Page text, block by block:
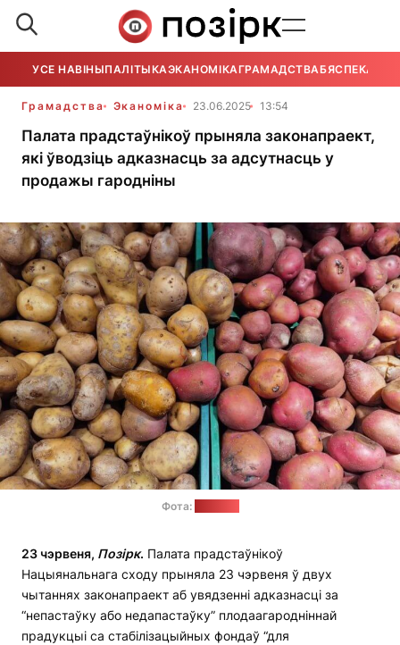
УСЕ НАВІНЫПАЛІТЫКАЭКАНОМІКАГРАМАДСТВАБЯСПЕКА
Грамадства Эканоміка 23.06.2025 13:54
Палата прадстаўнікоў прыняла законапраект,
які ўводзіць адказнасць за адсутнасць у
продажы гародніны
Фота:
23 чэрвеня, Позірк. Палата прадстаўнікоў
Нацыянальнага сходу прыняла 23 чэрвеня ў двух
чытаннях законапраект аб увядзенні адказнасці за
“непастаўку або недапастаўку” плодаагародніннай
прадукцыі са стабілізацыйных фондаў “для